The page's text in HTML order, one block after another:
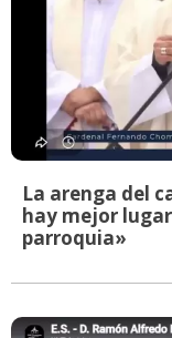
La arenga del
hay mejor
parroquia»